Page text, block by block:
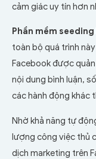
cảm giác uy tín hơn
Phần mềm
toàn bộ quá trình
Facebook được
nội dung bình luận,
các hành động khác
Nhờ khả năng tự
lượng công việc thủ
dịch marketing trên